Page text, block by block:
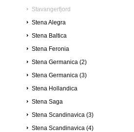
Stavangerfjord
Stena Alegra
Stena Baltica
Stena Feronia
Stena Germanica (2)
Stena Germanica (3)
Stena Hollandica
Stena Saga
Stena Scandinavica (3)
Stena Scandinavica (4)